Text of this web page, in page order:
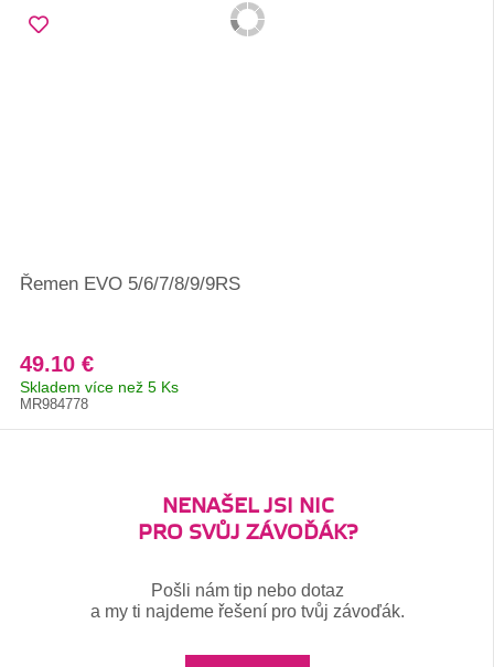
Řemen EVO 5/6/7/8/9/9RS
49.10 €
Skladem více než 5 Ks
MR984778
NENAŠEL JSI NIC
PRO SVŮJ ZÁVOĎÁK?
Pošli nám tip nebo dotaz
a my ti najdeme řešení pro tvůj závoďák.